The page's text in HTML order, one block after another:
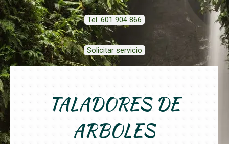
Tel. 601 904 866
Solicitar servicio
TALADORES DE
ARBOLES